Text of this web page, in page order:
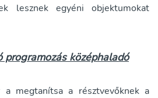
lesznek egyéni objektumokat
programozás középhaladó
megtanítsa a résztvevőknek a